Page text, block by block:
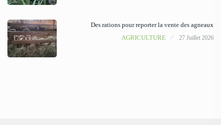
Des rations pour reporter la vente des agneaux
AGRICULTURE
27 Juillet 2026